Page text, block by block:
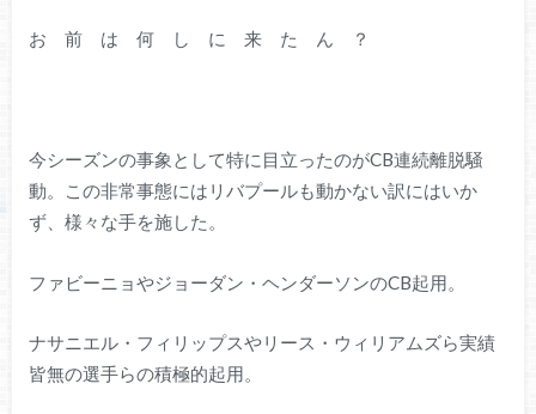
お 前 は 何 し に 来 た ん ？
今シーズンの事象として特に目立ったのがCB連続離脱騒
動。この非常事態にはリバプールも動かない訳にはいか
ず、様々な手を施した。
ファビーニョやジョーダン・ヘンダーソンのCB起用。
ナサニエル・フィリップスやリース・ウィリアムズら実績
皆無の選手らの積極的起用。